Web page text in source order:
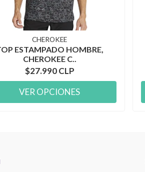
CHEROKEE
ESTAMPADO HOMBRE,
CHEROKEE C..
$27.990 CLP
VER OPCIONES